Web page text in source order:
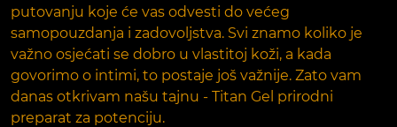
putovanju koje će vas odvesti do većeg
samopouzdanja i zadovoljstva. Svi znamo koliko je
važno osjećati se dobro u vlastitoj koži, a kada
govorimo o intimi, to postaje još važnije. Zato vam
danas otkrivam našu tajnu - Titan Gel prirodni
preparat za potenciju.